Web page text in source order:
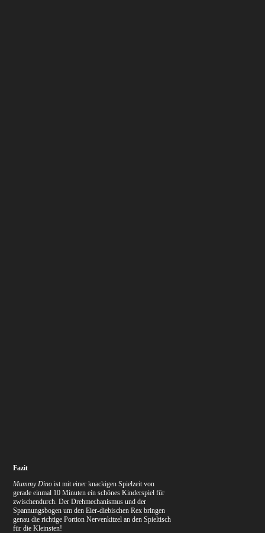
Fazit
Mummy Dino ist mit einer knackigen Spielzeit von
gerade einmal 10 Minuten ein schönes Kinderspiel für
zwischendurch. Der Drehmechanismus und der
Spannungsbogen um den Eier-diebischen Rex bringen
genau die richtige Portion Nervenkitzel an den Spieltisch
für die Kleinsten!